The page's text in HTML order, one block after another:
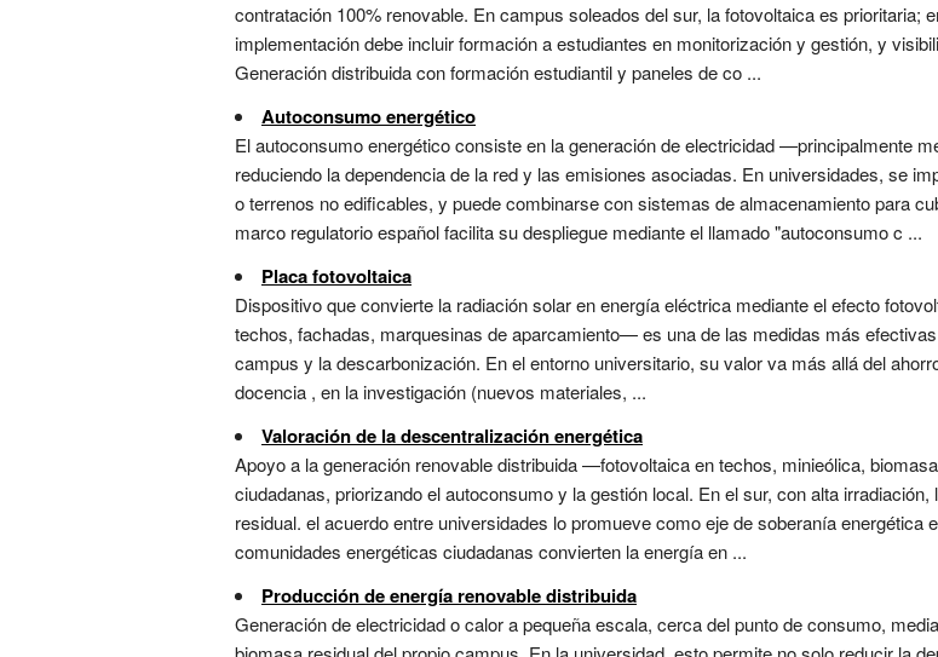
contratación 100% renovable. En campus soleados del sur, la fotovoltaica es prioritaria;
implementación debe incluir formación a estudiantes en monitorización y gestión, y
Generación distribuida con formación estudiantil y paneles de co ...
Autoconsumo energético
El autoconsumo energético consiste en la generación de electricidad —principalmente
reduciendo la dependencia de la red y las emisiones asociadas. En universidades, se
o terrenos no edificables, y puede combinarse con sistemas de almacenamiento para
marco regulatorio español facilita su despliegue mediante el llamado "autoconsumo c ...
Placa fotovoltaica
Dispositivo que convierte la radiación solar en energía eléctrica mediante el efecto
techos, fachadas, marquesinas de aparcamiento— es una de las medidas más
campus y la descarbonización. En el entorno universitario, su valor va más allá del
docencia , en la investigación (nuevos materiales, ...
Valoración de la descentralización energética
Apoyo a la generación renovable distribuida —fotovoltaica en techos, minieólica,
ciudadanas, priorizando el autoconsumo y la gestión local. En el sur, con alta
residual. el acuerdo entre universidades lo promueve como eje de soberanía
comunidades energéticas ciudadanas convierten la energía en ...
Producción de energía renovable distribuida
Generación de electricidad o calor a pequeña escala, cerca del punto de consumo,